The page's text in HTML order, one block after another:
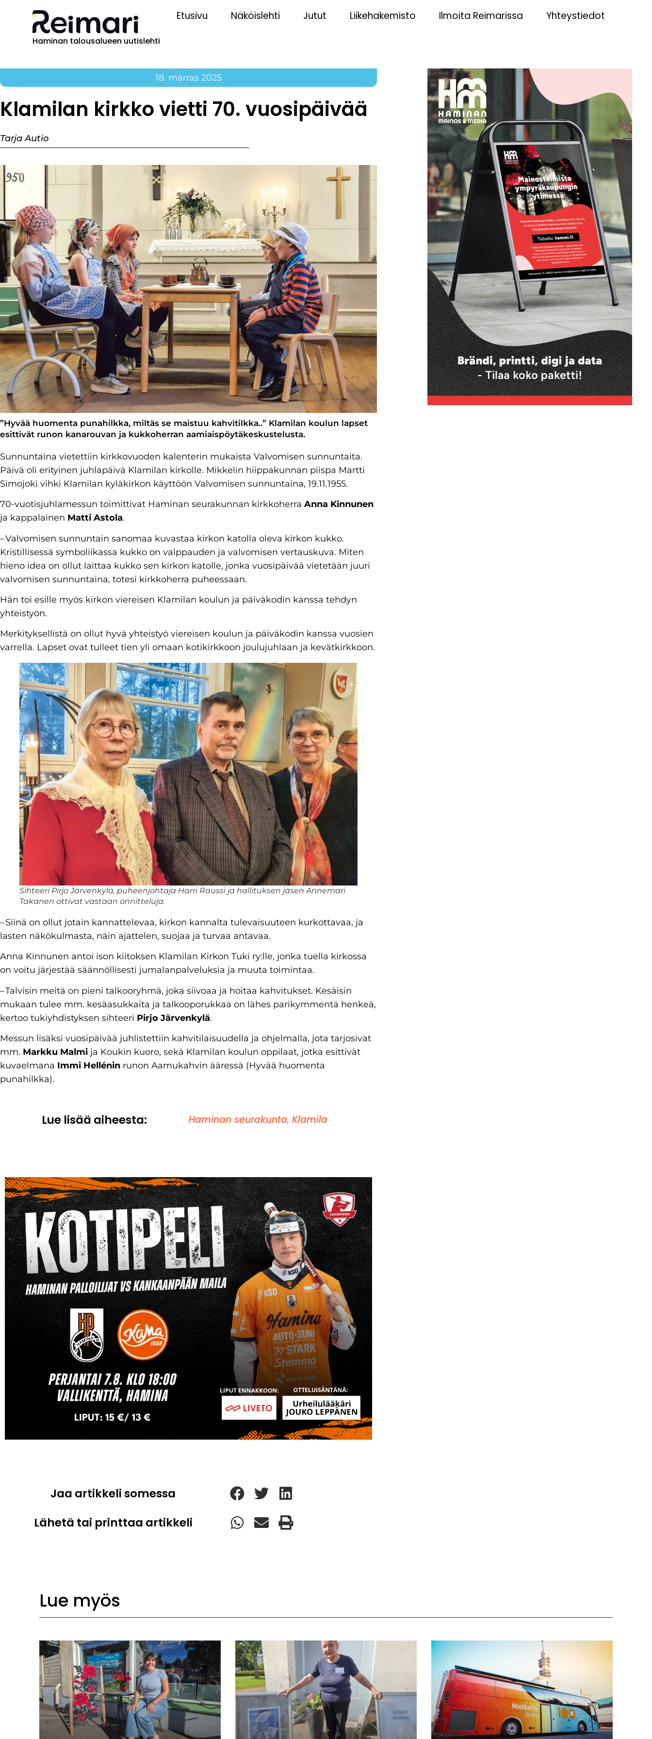
Haminan talousalueen uutislehti
Etusivu Näköislehti Jutut Liikehakemisto Ilmoita Reimarissa Yhteystiedot
18. marras 2025
Klamilan kirkko vietti 70. vuosipäivää
Tarja Autio
”Hyvää huomenta punahilkka, miltäs se maistuu kahvitilkka..” Klamilan koulun lapset
esittivät runon kanarouvan ja kukkoherran aamiaispöytäkeskustelusta.
Sunnuntaina vietettiin kirkkovuoden kalenterin mukaista Valvomisen sunnuntaita.
Päivä oli erityinen juhlapäivä Klamilan kirkolle. Mikkelin hiippakunnan piispa Martti
Simojoki vihki Klamilan kyläkirkon käyttöön Valvomisen sunnuntaina, 19.11.1955.
70-vuotisjuhlamessun toimittivat Haminan seurakunnan kirkkoherra Anna Kinnunen
ja kappalainen Matti Astola.
– Valvomisen sunnuntain sanomaa kuvastaa kirkon katolla oleva kirkon kukko.
Kristillisessä symboliikassa kukko on valppauden ja valvomisen vertauskuva. Miten
hieno idea on ollut laittaa kukko sen kirkon katolle, jonka vuosipäivää vietetään juuri
valvomisen sunnuntaina, totesi kirkkoherra puheessaan.
Hän toi esille myös kirkon viereisen Klamilan koulun ja päiväkodin kanssa tehdyn
yhteistyön.
Merkityksellistä on ollut hyvä yhteistyö viereisen koulun ja päiväkodin kanssa vuosien
varrella. Lapset ovat tulleet tien yli omaan kotikirkkoon joulujuhlaan ja kevätkirkkoon.
Sihteeri Pirjo Järvenkylä, puheenjohtaja Harri Raussi ja hallituksen jäsen Annemari
Takanen ottivat vastaan onnitteluja.
– Siinä on ollut jotain kannattelevaa, kirkon kannalta tulevaisuuteen kurkottavaa, ja
lasten näkökulmasta, näin ajattelen, suojaa ja turvaa antavaa.
Anna Kinnunen antoi ison kiitoksen Klamilan Kirkon Tuki ry:lle, jonka tuella kirkossa
on voitu järjestää säännöllisesti jumalanpalveluksia ja muuta toimintaa.
– Talvisin meitä on pieni talkooryhmä, joka siivoaa ja hoitaa kahvitukset. Kesäisin
mukaan tulee mm. kesäasukkaita ja talkooporukkaa on lähes parikymmentä henkeä,
kertoo tukiyhdistyksen sihteeri Pirjo Järvenkylä.
Messun lisäksi vuosipäivää juhlistettiin kahvitilaisuudella ja ohjelmalla, jota tarjosivat
mm. Markku Malmi ja Koukin kuoro, sekä Klamilan koulun oppilaat, jotka esittivät
kuvaelmana Immi Hellénin runon Aamukahvin ääressä (Hyvää huomenta
punahilkka).
Lue lisää aiheesta: Haminan seurakunta, Klamila
Jaa artikkeli somessa
Lähetä tai printtaa artikkeli
Lue myös